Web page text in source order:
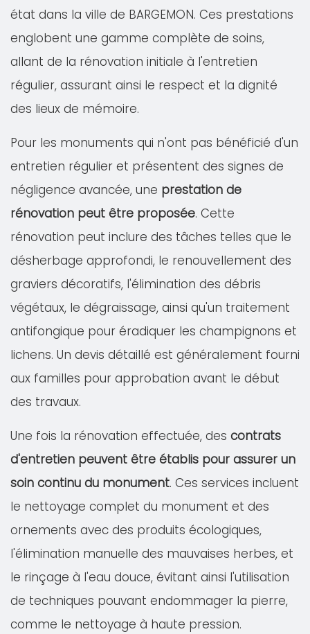
état dans la ville de BARGEMON. Ces prestations
englobent une gamme complète de soins,
allant de la rénovation initiale à l'entretien
régulier, assurant ainsi le respect et la dignité
des lieux de mémoire.
Pour les monuments qui n'ont pas bénéficié d'un
entretien régulier et présentent des signes de
négligence avancée, une prestation de
rénovation peut être proposée. Cette
rénovation peut inclure des tâches telles que le
désherbage approfondi, le renouvellement des
graviers décoratifs, l'élimination des débris
végétaux, le dégraissage, ainsi qu'un traitement
antifongique pour éradiquer les champignons et
lichens. Un devis détaillé est généralement fourni
aux familles pour approbation avant le début
des travaux.
Une fois la rénovation effectuée, des contrats
d'entretien peuvent être établis pour assurer un
soin continu du monument. Ces services incluent
le nettoyage complet du monument et des
ornements avec des produits écologiques,
l'élimination manuelle des mauvaises herbes, et
le rinçage à l'eau douce, évitant ainsi l'utilisation
de techniques pouvant endommager la pierre,
comme le nettoyage à haute pression.